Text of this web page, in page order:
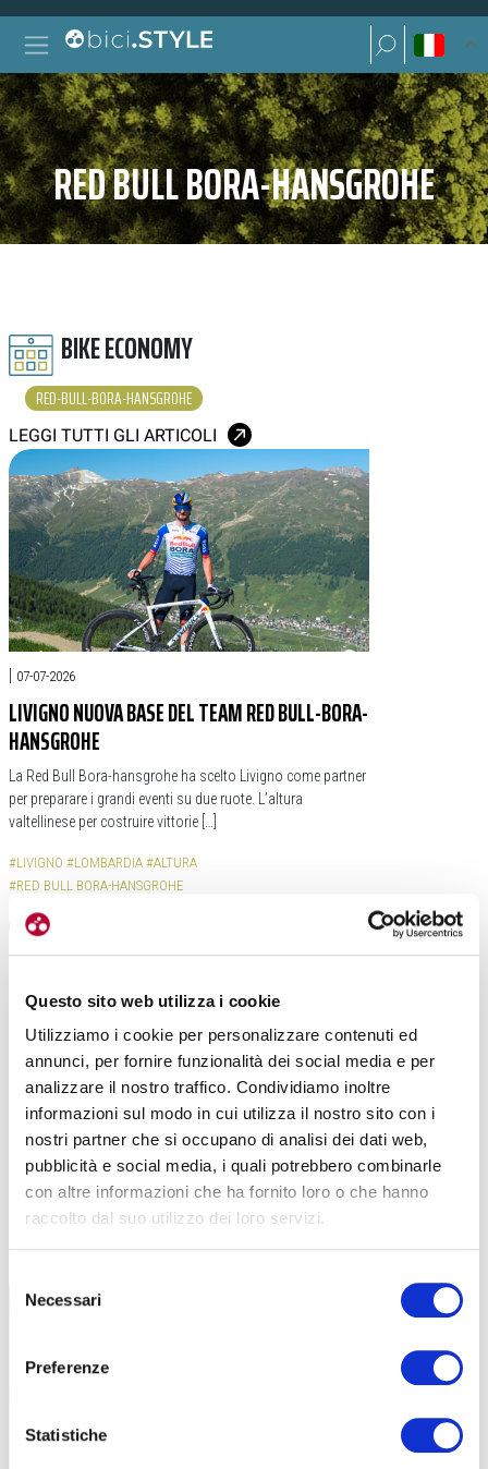
Questo sito web utilizza i cookie
Utilizziamo i cookie per personalizzare contenuti ed
annunci, per fornire funzionalità dei social media e per
analizzare il nostro traffico. Condividiamo inoltre
informazioni sul modo in cui utilizza il nostro sito con i
nostri partner che si occupano di analisi dei dati web,
pubblicità e social media, i quali potrebbero combinarle
con altre informazioni che ha fornito loro o che hanno
raccolto dal suo utilizzo dei loro servizi.
delNecessari
Preferenze
Statistiche
Vai al contenuto
Navigazione principale
Ricerca per:
Ricerca per:
RED BULL BORA-HANSGROHE
BIKE ECONOMY
RED-BULL-BORA-HANSGROHE
LEGGI TUTTI GLI ARTICOLI
| 07-07-2026
LIVIGNO NUOVA BASE DEL TEAM RED BULL-BORA-
HANSGROHE
La Red Bull Bora-hansgrohe ha scelto Livigno come partner
per preparare i grandi eventi su due ruote. L’altura
valtellinese per costruire vittorie […]
#LIVIGNO #LOMBARDIA #ALTURA
#RED BULL BORA-HANSGROHE
TUTTE LE CATEGORIE DEL MAGAZINE